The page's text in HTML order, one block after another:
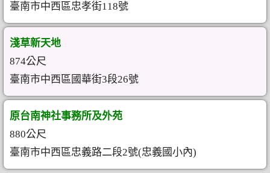
臺南市中西區忠孝街118號
淺草新天地
874公尺
臺南市中西區國華街3段26號
原台南神社事務所及外苑
880公尺
臺南市中西區忠義路二段2號(忠義國小內)